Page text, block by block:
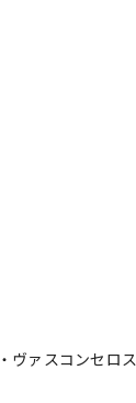
ァスコンセロス